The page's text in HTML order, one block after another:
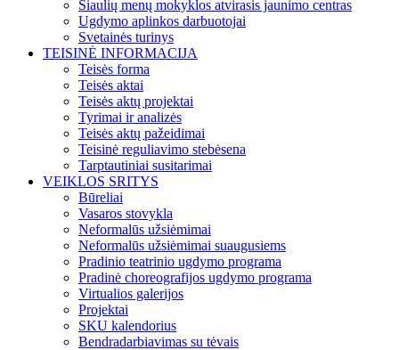
Šiaulių menų mokyklos atvirasis jaunimo centras
Ugdymo aplinkos darbuotojai
Svetainės turinys
TEISINĖ INFORMACIJA
Teisės forma
Teisės aktai
Teisės aktų projektai
Tyrimai ir analizės
Teisės aktų pažeidimai
Teisinė reguliavimo stebėsena
Tarptautiniai susitarimai
VEIKLOS SRITYS
Būreliai
Vasaros stovykla
Neformalūs užsiėmimai
Neformalūs užsiėmimai suaugusiems
Pradinio teatrinio ugdymo programa
Pradinė choreografijos ugdymo programa
Virtualios galerijos
Projektai
SKU kalendorius
Bendradarbiavimas su tėvais